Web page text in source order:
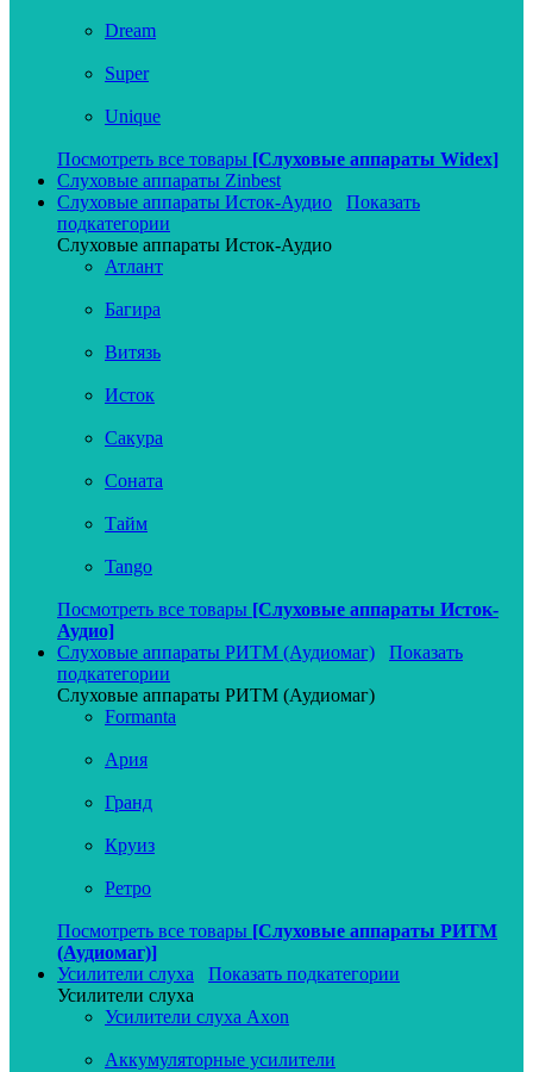
Dream
Super
Unique
Посмотреть все товары [Слуховые аппараты Widex]
Слуховые аппараты Zinbest
Слуховые аппараты Исток-Аудио
Показать
подкатегории
Слуховые аппараты Исток-Аудио
Атлант
Багира
Витязь
Исток
Сакура
Соната
Тайм
Tango
Посмотреть все товары [Слуховые аппараты Исток-
Аудио]
Слуховые аппараты РИТМ (Аудиомаг)
Показать
подкатегории
Слуховые аппараты РИТМ (Аудиомаг)
Formanta
Ария
Гранд
Круиз
Ретро
Посмотреть все товары [Слуховые аппараты РИТМ
(Аудиомаг)]
Усилители слуха
Показать подкатегории
Усилители слуха
Усилители слуха Axon
Аккумуляторные усилители